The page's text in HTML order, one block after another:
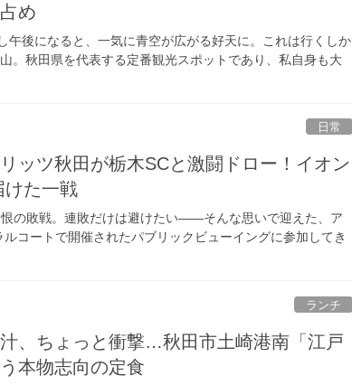
め
後になると、一気に青空が広がる好天に。これは行くしか
。秋田県を代表する定番観光スポットであり、私自身も大
日常
ッツ秋田が栃木SCと激闘ドロー！イオン
けた一戦
の敗戦。連敗だけは避けたい――そんな思いで迎えた、ア
コートで開催されたパブリックビューイングに参加してき
ランチ
汁、ちょっと衝撃…秋田市土崎港南「江戸
本物志向の定食